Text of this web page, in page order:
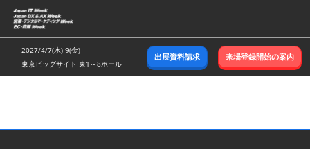
ス
キ
ッ
し
む
2027/4/7(水)-9(金)
東京ビッグサイト 東1～8ホール
出展資料請求 来場登録開始の案内